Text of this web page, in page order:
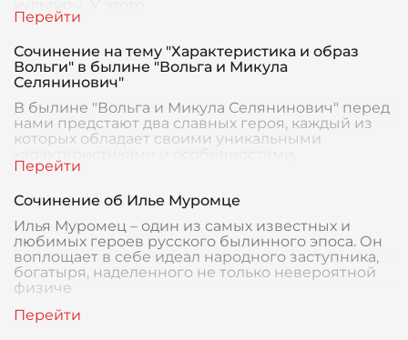
Сочинение на тему "Характеристика и образ
Вольги" в былине "Вольга и Микула
Селянинович"
В былине "Вольга и Микула Селянинович" перед
нами предстают два славных героя, каждый из
которых обладает своими уникальными
характеристиками и особенностями,
показывающими разные
Сочинение об Илье Муромце
Илья Муромец – один из самых известных и
любимых героев русского былинного эпоса. Он
воплощает в себе идеал народного заступника,
богатыря, наделенного не только невероятной
физиче